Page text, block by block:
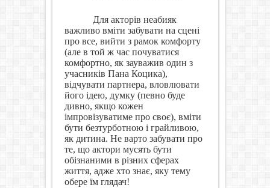
Для акторів неабияк
важливо вміти забувати на сцені
про все, вийти з рамок комфорту
(але в той ж час почуватися
комфортно, як зауважив один з
учасників Пана Коцика),
відчувати партнера, вловлювати
його ідею, думку (певно буде
дивно, якщо кожен
імпровізуватиме про своє), вміти
бути безтурботною і грайливою,
як дитина. Не варто забувати про
те, що актори мусять бути
обізнаними в різних сферах
життя, адже хто знає, яку тему
обере їм глядач!